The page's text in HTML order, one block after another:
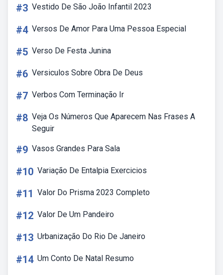
#3 Vestido De São João Infantil 2023
#4 Versos De Amor Para Uma Pessoa Especial
#5 Verso De Festa Junina
#6 Versiculos Sobre Obra De Deus
#7 Verbos Com Terminação Ir
#8 Veja Os Números Que Aparecem Nas Frases A
Seguir
#9 Vasos Grandes Para Sala
#10 Variação De Entalpia Exercicios
#11 Valor Do Prisma 2023 Completo
#12 Valor De Um Pandeiro
#13 Urbanização Do Rio De Janeiro
#14 Um Conto De Natal Resumo